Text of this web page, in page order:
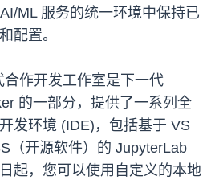
ML 服务的统一环境中保持已
配置。
作开发工作室是下一代
的一部分，提供了一系列全
发环境 (IDE)，包括基于 VS
（开源软件）的 JupyterLab
起，您可以使用自定义的本地